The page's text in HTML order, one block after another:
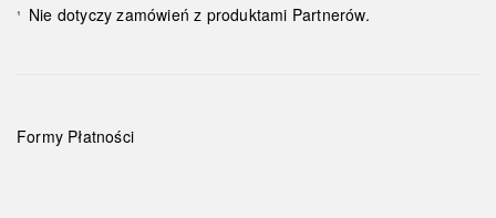
¹ Nie dotyczy zamówień z produktami Partnerów.
Formy Płatności